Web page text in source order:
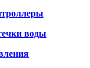
воды